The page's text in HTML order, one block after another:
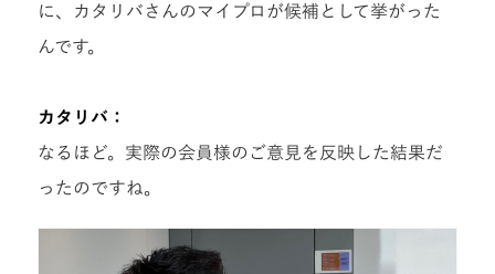
に、カタリバさんのマイプロが候補として挙がった
んです。
カタリバ：
なるほど。 実際の会員様のご意見を反映した結果だ
ったのですね。